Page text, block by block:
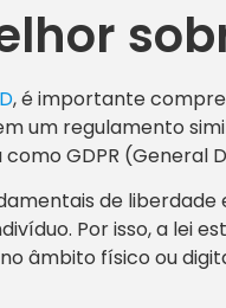
, é importante
um regulamento
GDPR (General
de
Por isso, a lei
âmbito físico ou